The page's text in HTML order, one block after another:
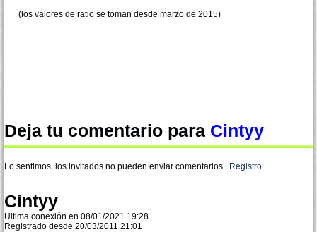
(los valores de ratio se toman desde marzo de 2015)
Deja tu comentario para Cintyy
Lo sentimos, los invitados no pueden enviar comentarios | Registro
Cintyy
Ultima conexión en 08/01/2021 19:28
Registrado desde 20/03/2011 21:01